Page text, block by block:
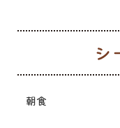
朝食